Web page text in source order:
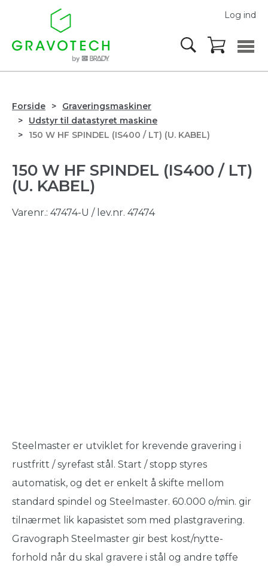
Log ind
Forside
Graveringsmaskiner
Udstyr til datastyret maskine
150 W HF SPINDEL (IS400 / LT) (U. KABEL)
150 W HF SPINDEL (IS400 / LT)
(U. KABEL)
Varenr.: 47474-U / lev.nr. 47474
Steelmaster er utviklet for krevende gravering i
rustfritt / syrefast stål. Start / stopp styres
automatisk, og det er enkelt å skifte mellom
standard spindel og Steelmaster. 60.000 o/min. gir
tilnærmet lik kapasistet som med plastgravering.
Gravograph Steelmaster gir best kost/nytte-
forhold når du skal gravere i stål og andre tøffe